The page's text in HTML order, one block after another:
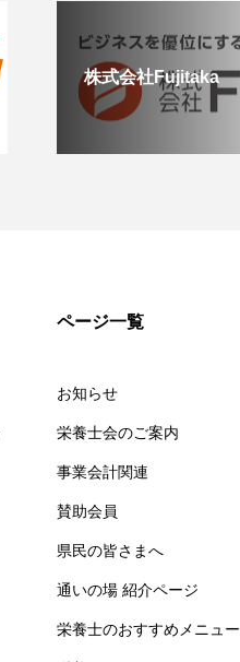
株式会社Fujitaka
ページ一覧
お知らせ
栄養士会のご案内
事業会計関連
賛助会員
県民の皆さまへ
通いの場 紹介ページ
栄養士のおすすめメニュー